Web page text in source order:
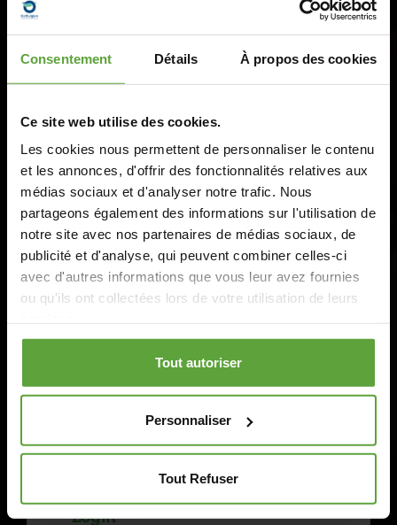
Consentement Détails À propos des cookies
Ce site web utilise des cookies.
Les cookies nous permettent de personnaliser le contenu
et les annonces, d'offrir des fonctionnalités relatives aux
médias sociaux et d'analyser notre trafic. Nous
partageons également des informations sur l'utilisation de
notre site avec nos partenaires de médias sociaux, de
publicité et d'analyse, qui peuvent combiner celles-ci
avec d'autres informations que vous leur avez fournies
ou qu'ils ont collectées lors de votre utilisation de leurs
Pour plus d’informations, veuillez consulter notre
politique de confidentialitéTout autoriser
Personnaliser
Tout Refuser
dans les Cantons de l'Est.
Inscription à l'espace
membres de l'ATCE
"Médiathèque", veuillez vous inscrire lors de votre
première visite via le bouton "Créer votre
compte". Les utilisateurs déjà enregistrés peuvent
Login